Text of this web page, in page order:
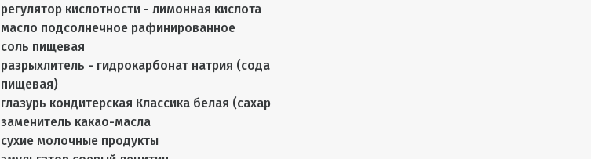
регулятор кислотности - лимонная кислота
масло подсолнечное рафинированное
соль пищевая
разрыхлитель - гидрокарбонат натрия (сода
пищевая)
глазурь кондитерская Классика белая (сахар
заменитель какао-масла
сухие молочные продукты